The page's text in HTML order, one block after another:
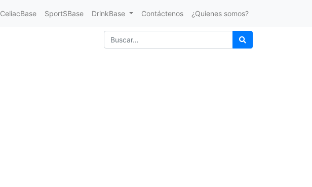
CeliacBase SportSBase DrinkBase Contáctenos ¿Quienes somos?